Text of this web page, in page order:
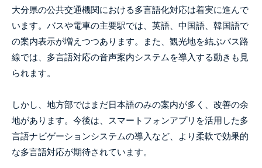
大分県の公共交通機関における多言語化対応は着実に進んで
います。バスや電車の主要駅では、英語、中国語、韓国語で
の案内表示が増えつつあります。また、観光地を結ぶバス路
線では、多言語対応の音声案内システムを導入する動きも見
られます。
しかし、地方部ではまだ日本語のみの案内が多く、改善の余
地があります。今後は、スマートフォンアプリを活用した多
言語ナビゲーションシステムの導入など、より柔軟で効果的
な多言語対応が期待されています。